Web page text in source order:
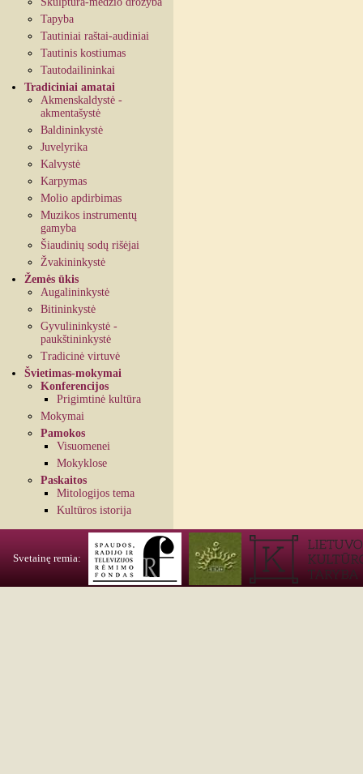
Tapyba
Tautiniai raštai-audiniai
Tautinis kostiumas
Tautodailininkai
Tradiciniai amatai
Akmenskaldystė -
akmentašystė
Baldininkystė
Juvelyrika
Kalvystė
Karpymas
Molio apdirbimas
Muzikos instrumentų
gamyba
Šiaudinių sodų rišėjai
Žvakininkystė
Žemės ūkis
Augalininkystė
Bitininkystė
Gyvulininkystė -
paukštininkystė
Tradicinė virtuvė
Švietimas-mokymai
Konferencijos
Prigimtinė kultūra
Mokymai
Pamokos
Visuomenei
Mokyklose
Paskaitos
Mitologijos tema
Kultūros istorija
Svetainę remia: